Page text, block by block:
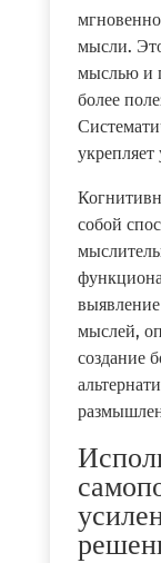
мысли.
мыслью и
более
собой
мыслей,
создание